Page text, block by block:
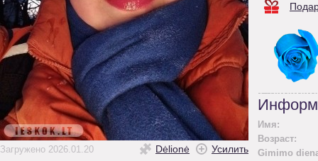
Загружено 2026.01.20 Dėlionė Усилить
Имя:
Возраст:
Gimimo